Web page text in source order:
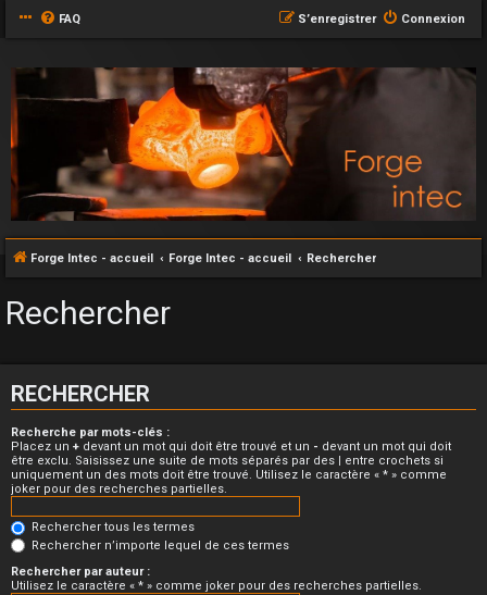
FAQ Connexion
S’enregistrer
Forge Intec - accueil Forge Intec - accueil Rechercher
Rechercher
RECHERCHER
Recherche par mots-clés :
Placez un + devant un mot qui doit être trouvé et un - devant un mot qui doit
être exclu. Saisissez une suite de mots séparés par des | entre crochets si
uniquement un des mots doit être trouvé. Utilisez le caractère « * » comme
joker pour des recherches partielles.
Rechercher tous les termes
Rechercher n’importe lequel de ces termes
Rechercher par auteur :
Utilisez le caractère « * » comme joker pour des recherches partielles.